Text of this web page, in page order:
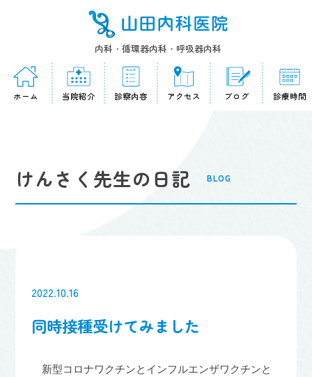
内科・循環器内科・呼吸器内科
ホーム 当院紹介 診察内容 アクセス ブログ 診療時間
けんさく先生の日記 BLOG
2022.10.16
同時接種受けてみました
新型コロナワクチンとインフルエンザワクチンと